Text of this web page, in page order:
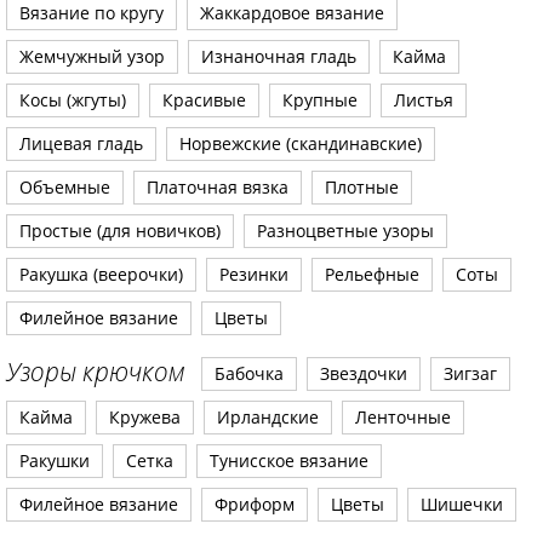
Вязание по кругу
Жаккардовое вязание
Жемчужный узор
Изнаночная гладь
Кайма
Косы (жгуты)
Красивые Крупные
Листья
Лицевая гладь
Норвежские (скандинавские)
Объемные
Платочная вязка
Плотные
Простые (для новичков)
Разноцветные узоры
Ракушка (веерочки)
Резинки Рельефные
Соты
Филейное вязание
Цветы
Узоры крючком Бабочка Звездочки
Зигзаг
Кайма
Кружева Ирландские
Ленточные
Ракушки
Сетка
Тунисское вязание
Филейное вязание
Фриформ Цветы Шишечки